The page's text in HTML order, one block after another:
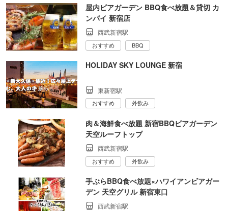
屋内ビアガーデン BBQ食べ放題＆貸切 カ
ンパイ 新宿店
西武新宿駅
おすすめ BBQ
HOLIDAY SKY LOUNGE 新宿
東新宿駅
おすすめ 外飲み
肉＆海鮮食べ放題 新宿BBQビアガーデン
天空ルーフトップ
西武新宿駅
おすすめ 外飲み
手ぶらBBQ食べ放題×ハワイアンビアガー
デン 天空グリル 新宿東口
西武新宿駅